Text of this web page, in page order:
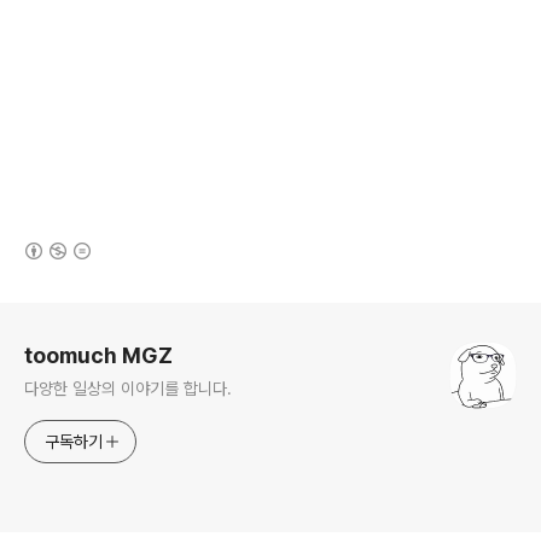
toomuch MGZ
다양한 일상의 이야기를 합니다.
구독하기